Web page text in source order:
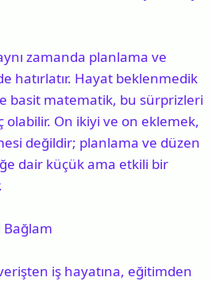
zamanda planlama ve
hatırlatır. Hayat beklenmedik
basit matematik, bu sürprizleri
On ikiyi ve on eklemek,
değildir; planlama ve düzen
dair küçük ama etkili bir
iş hayatına, eğitimden